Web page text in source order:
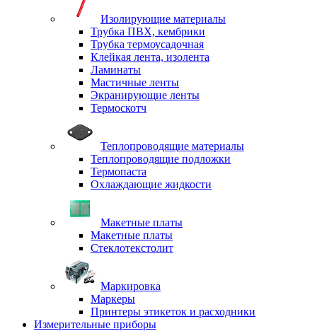
Изолирующие материалы
Трубка ПВХ, кембрики
Трубка термоусадочная
Клейкая лента, изолента
Ламинаты
Мастичные ленты
Экранирующие ленты
Термоскотч
Теплопроводящие материалы
Теплопроводящие подложки
Термопаста
Охлаждающие жидкости
Макетные платы
Макетные платы
Стеклотекстолит
Маркировка
Маркеры
Принтеры этикеток и расходники
Измерительные приборы